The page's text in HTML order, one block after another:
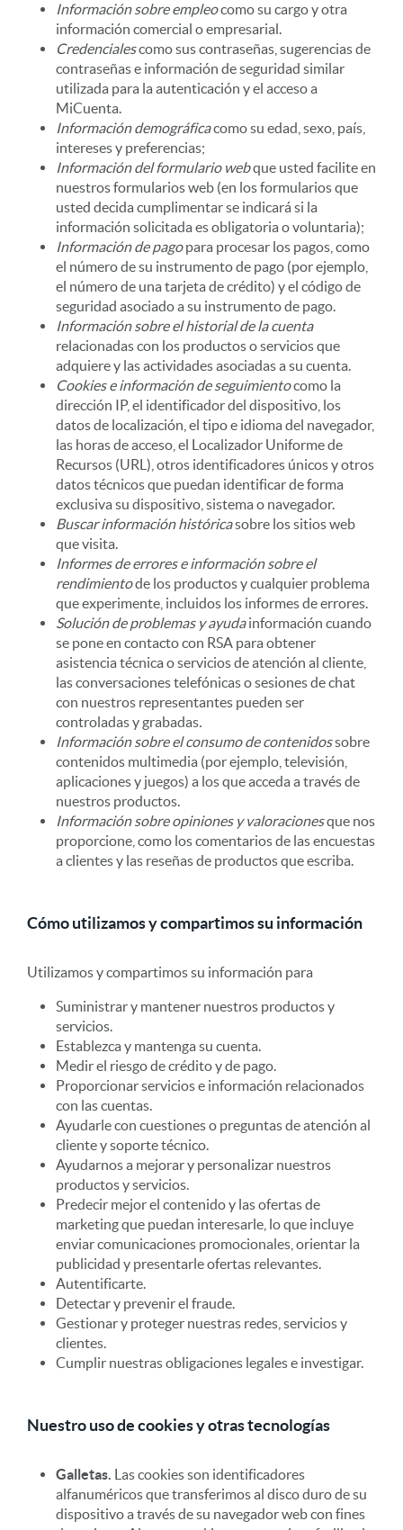
Información sobre empleocomo su cargo y otra
información comercial o empresarial.
Credencialescomo sus contraseñas, sugerencias de
contraseñas e información de seguridad similar
utilizada para la autenticación y el acceso a
MiCuenta.
Información demográficacomo su edad, sexo, país,
intereses y preferencias;
Información del formulario webque usted facilite en
nuestros formularios web (en los formularios que
usted decida cumplimentar se indicará si la
información solicitada es obligatoria o voluntaria);
Información de pagopara procesar los pagos, como
el número de su instrumento de pago (por ejemplo,
el número de una tarjeta de crédito) y el código de
seguridad asociado a su instrumento de pago.
Información sobre el historial de la cuenta
relacionadas con los productos o servicios que
adquiere y las actividades asociadas a su cuenta.
Cookies e información de seguimientocomo la
dirección IP, el identificador del dispositivo, los
datos de localización, el tipo e idioma del navegador,
las horas de acceso, el Localizador Uniforme de
Recursos (URL), otros identificadores únicos y otros
datos técnicos que puedan identificar de forma
exclusiva su dispositivo, sistema o navegador.
Buscar información históricasobre los sitios web
que visita.
Informes de errores e información sobre el
rendimientode los productos y cualquier problema
que experimente, incluidos los informes de errores.
Solución de problemas y ayudainformación cuando
se pone en contacto con RSA para obtener
asistencia técnica o servicios de atención al cliente,
las conversaciones telefónicas o sesiones de chat
con nuestros representantes pueden ser
controladas y grabadas.
Información sobre el consumo de contenidossobre
contenidos multimedia (por ejemplo, televisión,
aplicaciones y juegos) a los que acceda a través de
nuestros productos.
Información sobre opiniones y valoracionesque nos
proporcione, como los comentarios de las encuestas
a clientes y las reseñas de productos que escriba.
Cómo utilizamos y compartimos su información
Utilizamos y compartimos su información para
Suministrar y mantener nuestros productos y
servicios.
Establezca y mantenga su cuenta.
Medir el riesgo de crédito y de pago.
Proporcionar servicios e información relacionados
con las cuentas.
Ayudarle con cuestiones o preguntas de atención al
cliente y soporte técnico.
Ayudarnos a mejorar y personalizar nuestros
productos y servicios.
Predecir mejor el contenido y las ofertas de
marketing que puedan interesarle, lo que incluye
enviar comunicaciones promocionales, orientar la
publicidad y presentarle ofertas relevantes.
Autentificarte.
Detectar y prevenir el fraude.
Gestionar y proteger nuestras redes, servicios y
clientes.
Cumplir nuestras obligaciones legales e investigar.
Nuestro uso de cookies y otras tecnologías
Galletas. Las cookies son identificadores
alfanuméricos que transferimos al disco duro de su
dispositivo a través de su navegador web con fines